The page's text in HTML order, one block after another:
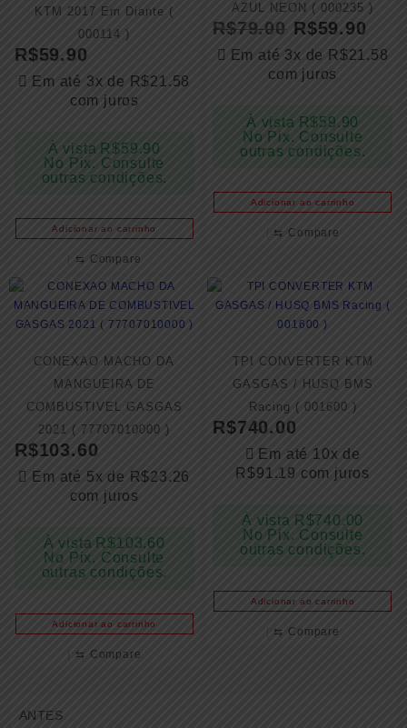
KTM 2017 Em Diante (
000114 )
R$59.90
Em até 3x de R$21.58
com juros
À vista R$59.90
No Pix. Consulte
outras condições.
Adicionar ao carrinho
⇆ Compare
AZUL NEON ( 000235 )
R$79.00 R$59.90
Em até 3x de R$21.58
com juros
À vista R$59.90
No Pix. Consulte
outras condições.
Adicionar ao carrinho
⇆ Compare
CONEXAO MACHO DA
MANGUEIRA DE
COMBUSTIVEL GASGAS
2021 ( 77707010000 )
R$103.60
Em até 5x de R$23.26
com juros
À vista R$103.60
No Pix. Consulte
outras condições.
Adicionar ao carrinho
⇆ Compare
TPI CONVERTER KTM
GASGAS / HUSQ BMS
Racing ( 001600 )
R$740.00
Em até 10x de
R$91.19 com juros
À vista R$740.00
No Pix. Consulte
outras condições.
Adicionar ao carrinho
⇆ Compare
ANTES